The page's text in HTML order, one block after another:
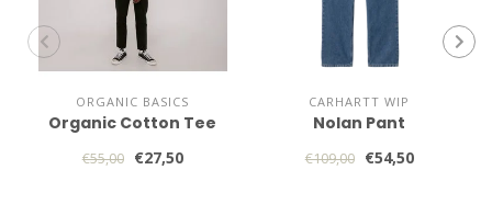
ORGANIC BASICS
Organic Cotton Tee
€55,00 €27,50
CARHARTT WIP
Nolan Pant
€109,00 €54,50